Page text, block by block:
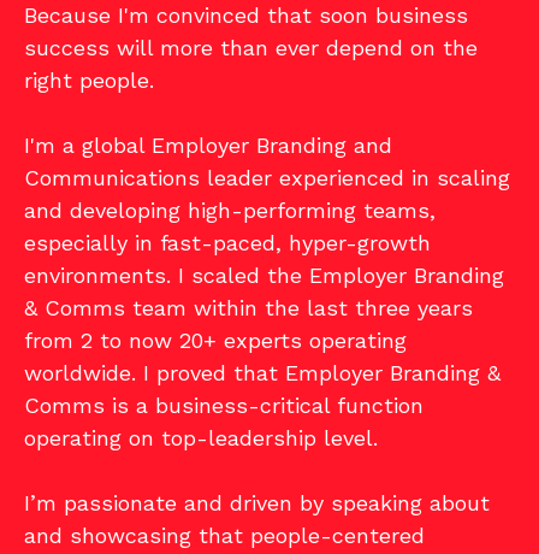
Because I'm convinced that soon business
success will more than ever depend on the
right people.
I'm a global Employer Branding and
Communications leader experienced in scaling
and developing high-performing teams,
especially in fast-paced, hyper-growth
environments. I scaled the Employer Branding
& Comms team within the last three years
from 2 to now 20+ experts operating
worldwide. I proved that Employer Branding &
Comms is a business-critical function
operating on top-leadership level.
I’m passionate and driven by speaking about
and showcasing that people-centered